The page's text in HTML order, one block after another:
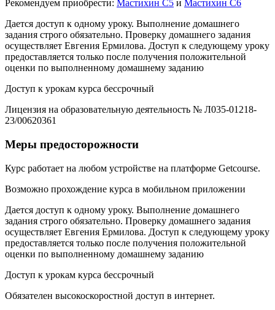
Рекомендуем приобрести: Мастихин С5 и Мастихин С6
Дается доступ к одному уроку. Выполнение домашнего
задания строго обязательно. Проверку домашнего задания
осуществляет Евгения Ермилова. Доступ к следующему уроку
предоставляется только после получения положительной
оценки по выполненному домашнему заданию
Доступ к урокам курса бессрочный
Лицензия на образовательную деятельность № Л035-01218-
23/00620361
Меры предосторожности
Курс работает на любом устройстве на платформе Getcourse.
Возможно прохождение курса в мобильном приложении
Дается доступ к одному уроку. Выполнение домашнего
задания строго обязательно. Проверку домашнего задания
осуществляет Евгения Ермилова. Доступ к следующему уроку
предоставляется только после получения положительной
оценки по выполненному домашнему заданию
Доступ к урокам курса бессрочный
Обязателен высокоскоростной доступ в интернет.